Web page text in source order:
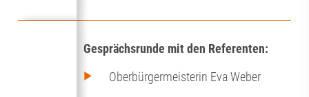
Gesprächsrunde mit den Referenten:
Oberbürgermeisterin Eva Weber